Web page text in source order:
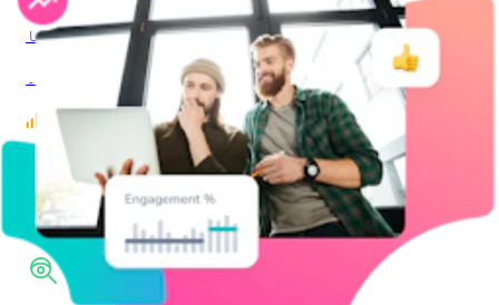
سماجی سننا
سامعین کے نقطہ نظر کو کھولیں۔
آوازیں
رجحان ساز آوازیں دریافت کریں۔